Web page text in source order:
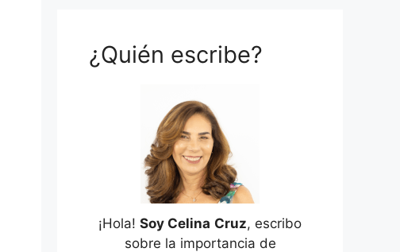
¿Quién escribe?
¡Hola! Soy Celina Cruz, escribo
sobre la importancia de